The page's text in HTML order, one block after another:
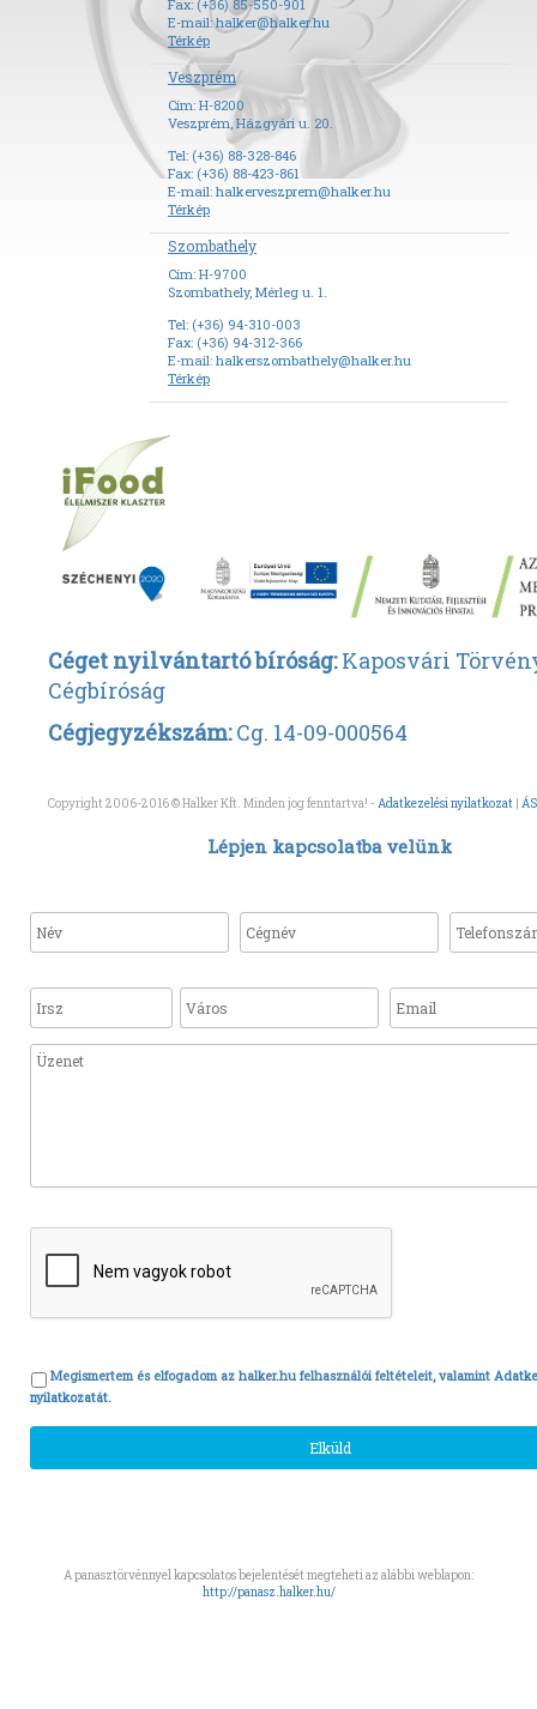
Fax: (+36) 85-550-901
E-mail:halker@halker.hu
Térkép
Veszprém
Cím: H-8200
Veszprém, Házgyári u. 20.
Tel: (+36) 88-328-846
Fax: (+36) 88-423-861
E-mail: halkerveszprem@halker.hu
Térkép
Szombathely
Cím: H-9700
Szombathely, Mérleg u. 1.
Tel: (+36) 94-310-003
Fax: (+36) 94-312-366
E-mail: halkerszombathely@halker.hu
Térkép
Céget nyilvántartó bíróság:Kaposvári
Cégbíróság
Cégjegyzékszám:Cg. 14-09-000564
Copyright 2006-2016 © Halker Kft. Minden jog fenntartva! - Adatkezelési nyilatkozat |
Lépjen kapcsolatba velünk
Megismertem és elfogadom az halker.hu felhasználói feltételeit, valamint
nyilatkozatát.
A panasztörvénnyel kapcsolatos bejelentését megteheti az alábbi weblapon:
http://panasz.halker.hu/